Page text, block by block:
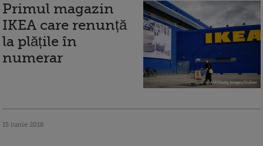
Primul magazin
IKEA care renunță
la plățile în
numerar
15 iunie 2018